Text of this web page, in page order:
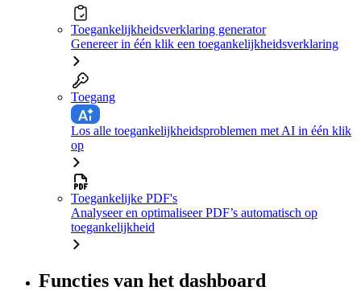
Toegankelijkheidsverklaring generator
Genereer in één klik een toegankelijkheidsverklaring
Toegang
Los alle toegankelijkheidsproblemen met AI in één klik
op
Toegankelijke PDF's
Analyseer en optimaliseer PDF’s automatisch op
toegankelijkheid
Functies van het dashboard